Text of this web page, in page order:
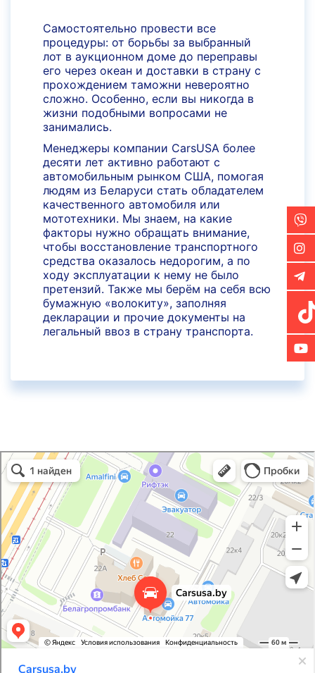
Самостоятельно провести все
процедуры: от борьбы за выбранный
лот в аукционном доме до переправы
его через океан и доставки в страну с
прохождением таможни невероятно
сложно. Особенно, если вы никогда в
жизни подобными вопросами не
занимались.
Менеджеры компании CarsUSA более
десяти лет активно работают с
автомобильным рынком США, помогая
людям из Беларуси стать обладателем
качественного автомобиля или
мототехники. Мы знаем, на какие
факторы нужно обращать внимание,
чтобы восстановление транспортного
средства оказалось недорогим, а по
ходу эксплуатации к нему не было
претензий. Также мы берём на себя всю
бумажную «волокиту», заполняя
декларации и прочие документы на
легальный ввоз в страну транспорта.